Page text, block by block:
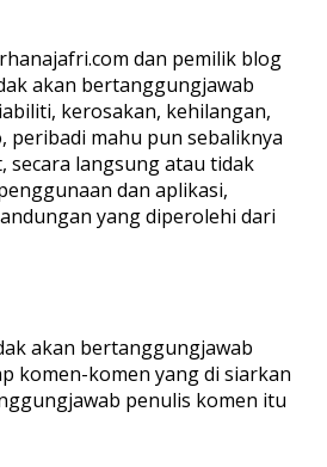
dan pemilik blog
akan bertanggungjawab
kerosakan, kehilangan,
peribadi mahu pun sebaliknya
secara langsung atau tidak
dan aplikasi,
yang diperolehi dari
akan bertanggungjawab
komen-komen yang di siarkan
penulis komen itu